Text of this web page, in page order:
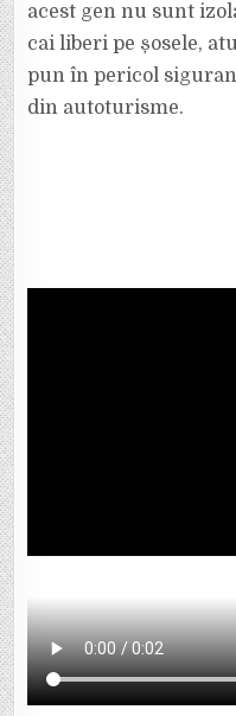
acest gen nu sunt
cai liberi pe șosele,
pun în pericol
din autoturisme.